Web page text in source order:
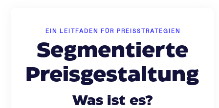
EIN LEITFADEN FÜR PREISSTRATEGIEN
Segmentierte
Preisgestaltung
Was ist es?